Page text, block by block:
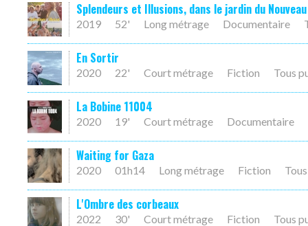
Splendeurs et Illusions, dans le jardin du
2019 52' Long métrage Documentaire
En Sortir
2020 22' Court métrage Fiction Tous
La Bobine 11004
2020 19' Court métrage Documentaire
Waiting for Gaza
2020 01h14 Long métrage Fiction
L'Ombre des corbeaux
2022 30' Court métrage Fiction Tous